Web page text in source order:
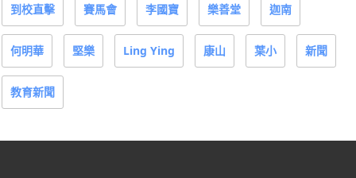
到校直擊 賽馬會 李國寶 樂善堂 迦南
何明華 堅樂 Ling Ying 康山 葉小 新聞
教育新聞